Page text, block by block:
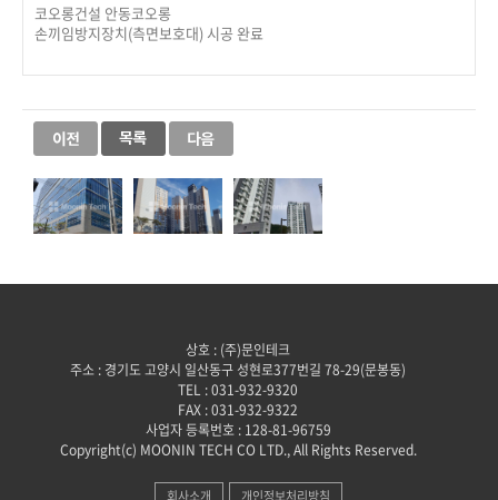
코오롱건설 안동코오롱
손끼임방지장치(측면보호대) 시공 완료
상호 : (주)문인테크
주소 : 경기도 고양시 일산동구 성현로377번길 78-29(문봉동)
TEL : 031-932-9320
FAX : 031-932-9322
사업자 등록번호 : 128-81-96759
Copyright(c) MOONIN TECH CO LTD., All Rights Reserved.
회사소개 개인정보처리방침